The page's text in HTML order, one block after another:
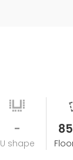
-
U shape